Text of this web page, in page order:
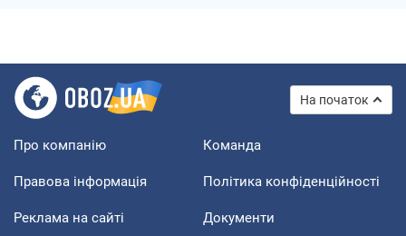
На початок
Про компанію Команда
Правова інформація Політика конфіденційності
Реклама на сайті Документи